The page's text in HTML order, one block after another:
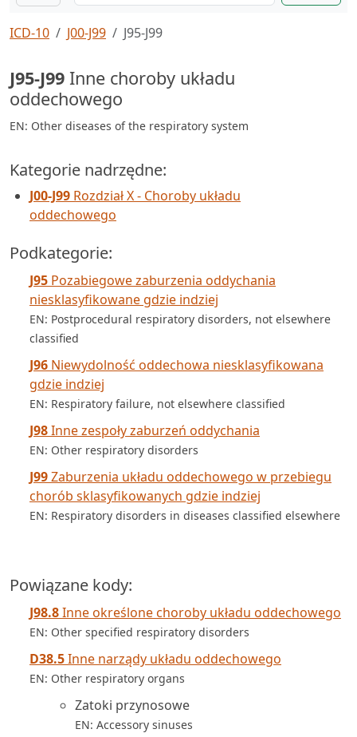
ICD-10 J00-J99 J95-J99
J95-J99 Inne choroby układu
oddechowego
EN: Other diseases of the respiratory system
Kategorie nadrzędne:
J00-J99 Rozdział X - Choroby układu
oddechowego
Podkategorie:
J95 Pozabiegowe zaburzenia oddychania
niesklasyfikowane gdzie indziej
EN: Postprocedural respiratory disorders, not elsewhere
classified
J96 Niewydolność oddechowa niesklasyfikowana
gdzie indziej
EN: Respiratory failure, not elsewhere classified
J98Inne zespoły zaburzeń oddychania
EN: Other respiratory disorders
J99Zaburzenia układu oddechowego w przebiegu
chorób sklasyfikowanych gdzie indziej
EN: Respiratory disorders in diseases classified elsewhere
Powiązane kody:
J98.8Inne określone choroby układu oddechowego
EN: Other specified respiratory disorders
D38.5Inne narządy układu oddechowego
EN: Other respiratory organs
Zatoki przynosowe
EN: Accessory sinuses